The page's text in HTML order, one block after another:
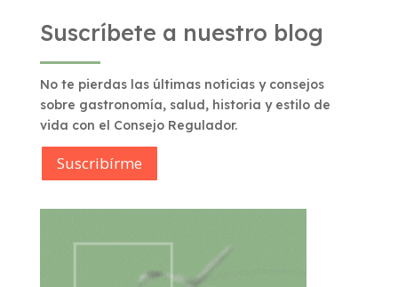
Suscríbete a nuestro blog
No te pierdas las últimas noticias y consejos
sobre gastronomía, salud, historia y estilo de
vida con el Consejo Regulador.
Suscribírme